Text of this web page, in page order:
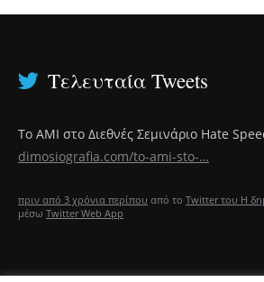
Τελευταία Tweets
Το ΑΜΙ στο Διεθνές Σεμινάριο Hate
dimosiografia.com/to-ami-sto-…
πριν από 3 χρόνια περίπου από το Twitter του Η
μέσω Twitter Web App